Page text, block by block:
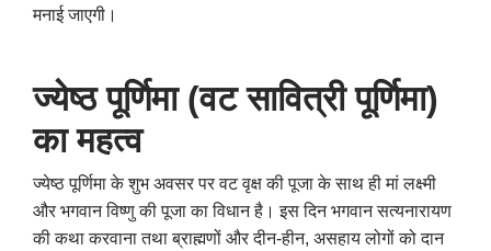
मनाई जाएगी।
ज्‍येष्‍ठ पूर्णिमा (वट सावित्री पूर्णिमा)
का महत्व
ज्‍येष्‍ठ पूर्णिमा के शुभ अवसर पर वट वृक्ष की पूजा के साथ ही मां लक्ष्मी
और भगवान विष्णु की पूजा का विधान है। इस दिन भगवान सत्यनारायण
की कथा करवाना तथा ब्राह्मणों और दीन-हीन, असहाय लोगों को दान